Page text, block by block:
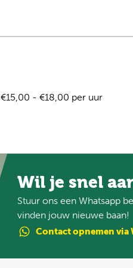
€15,00 - €18,00 per uur
Wil je snel
Stuur ons een Whatsapp
vinden jouw nieuwe baan!
Contactopnemen via